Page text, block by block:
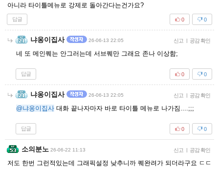
아니라 타이틀메뉴로 강제로 돌아간다는건가요?
답글 0
0
냐옹이집사 26-06-13 22:05 신고 | 공감 확인
네 또 메인퀘는 안그러는데 서브퀘만 그래요 존나 이상함;
답글 0
0
냐옹이집사 26-06-13 22:05 신고 | 공감 확인
@냐옹이집사 대화 끝나자마자 바로 타이틀 메뉴로 나가짐....;;;
답글 0
0
소의분노 26-06-22 11:13 신고 | 공감 확인
저도 한번 그런적있는데 그래픽설정 낮추니까 퀘완려가 되더라구요 ㄷㄷ